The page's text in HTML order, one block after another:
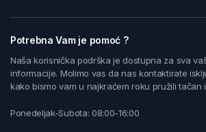
Potrebna Vam je pomoć ?
Naša korisnička podrška je dostupna za sva
informacije. Molimo vas da nas kontaktirate
kako bismo vam u najkraćem roku pružili tačan
Ponedeljak-Subota: 08:00-16:00